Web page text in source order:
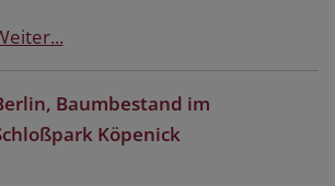
Baumbestand im
Köpenick